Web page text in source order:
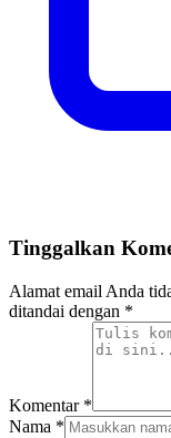
Tinggalkan
Alamat email Anda
ditandai dengan *
Komentar *
Nama *